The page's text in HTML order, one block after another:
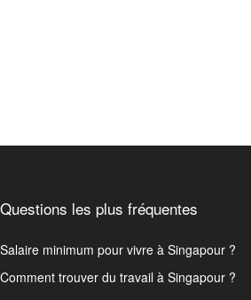
Questions les plus fréquentes
Salaire minimum pour vivre à Singapour ?
Comment trouver du travail à Singapour ?